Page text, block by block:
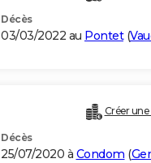
Décès
03/03/2022 au Pontet(
Créer
Décès
25/07/2020 à Condom (